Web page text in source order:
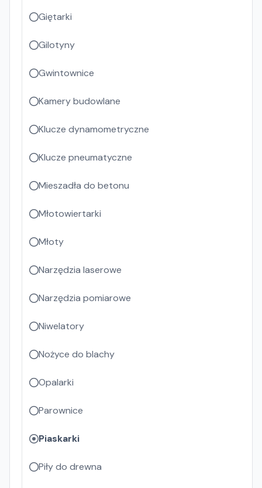
Giętarki
Gilotyny
Gwintownice
Kamery budowlane
Klucze dynamometryczne
Klucze pneumatyczne
Mieszadła do betonu
Młotowiertarki
Młoty
Narzędzia laserowe
Narzędzia pomiarowe
Niwelatory
Nożyce do blachy
Opalarki
Parownice
Piaskarki
Piły do drewna